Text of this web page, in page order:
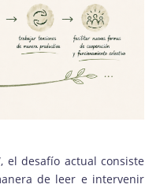
el desafío actual consiste
de leer e intervenir